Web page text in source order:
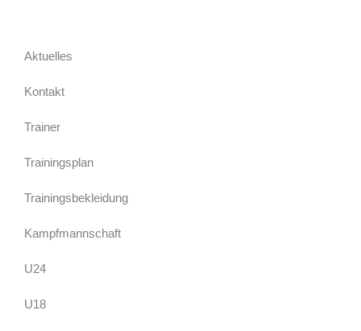
Aktuelles
Kontakt
Trainer
Trainingsplan
Trainingsbekleidung
Kampfmannschaft
U24
U18